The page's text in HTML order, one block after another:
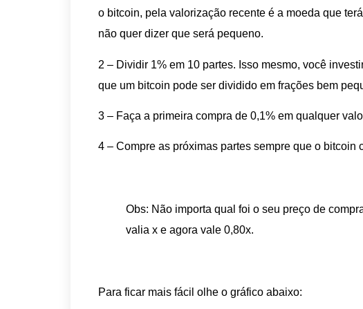
o bitcoin, pela valorização recente é a moeda que
não quer dizer que será pequeno.
2 – Dividir 1% em 10 partes. Isso mesmo, você
que um bitcoin pode ser dividido em frações bem
3 – Faça a primeira compra de 0,1% em qualquer
4 – Compre as próximas partes sempre que o bitcoin
Obs: Não importa qual foi o seu preço de
valia x e agora vale 0,80x.
Para ficar mais fácil olhe o gráfico abaixo: